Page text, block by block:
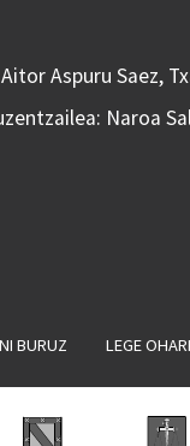
Aspuru Saez,
Naroa
BURUZ LEGE